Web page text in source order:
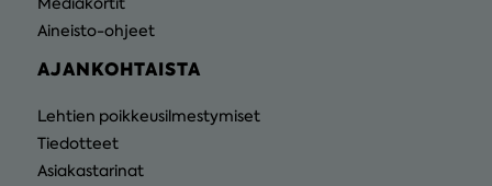
Aineisto-ohjeet
AJANKOHTAISTA
Lehtien poikkeusilmestymiset
Tiedotteet
Asiakastarinat